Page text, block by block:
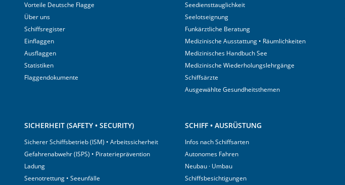
Vorteile Deutsche Flagge
Über uns
Schiffsregister
Einflaggen
Ausflaggen
Statistiken
Flaggendokumente
Seediensttauglichkeit
Seelotseignung
Funkärztliche Beratung
Medizinische Ausstattung • Räumlichkeiten
Medizinisches Handbuch See
Medizinische Wiederholungslehrgänge
Schiffsärzte
Ausgewählte Gesundheitsthemen
SICHERHEIT (SAFETY • SECURITY)
Sicherer Schiffsbetrieb (ISM) • Arbeitssicherheit
Gefahrenabwehr (ISPS) • Piraterieprävention
Ladung
Seenotrettung • Seeunfälle
SCHIFF • AUSRÜSTUNG
Infos nach Schiffsarten
Autonomes Fahren
Neubau · Umbau
Schiffsbesichtigungen